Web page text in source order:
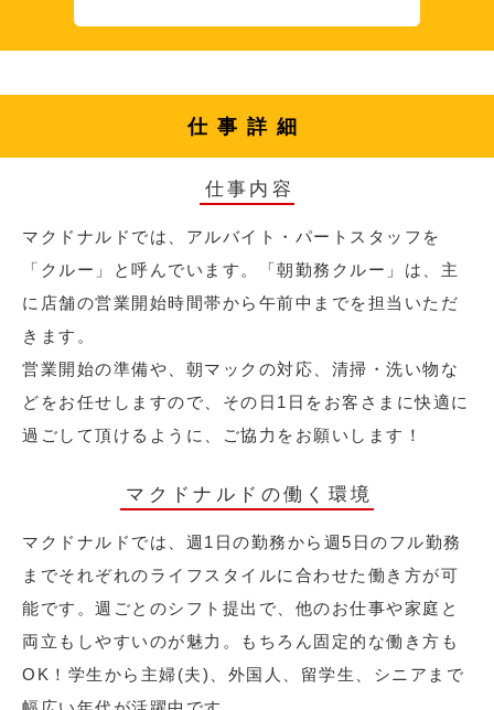
仕事詳細
仕事内容
マクドナルドでは、アルバイト・パートスタッフを
「クルー」と呼んでいます。「朝勤務クルー」は、主
に店舗の営業開始時間帯から午前中までを担当いただ
きます。
営業開始の準備や、朝マックの対応、清掃・洗い物な
どをお任せしますので、その日1日をお客さまに快適に
過ごして頂けるように、ご協力をお願いします！
マクドナルドの働く環境
マクドナルドでは、週1日の勤務から週5日のフル勤務
までそれぞれのライフスタイルに合わせた働き方が可
能です。週ごとのシフト提出で、他のお仕事や家庭と
両立もしやすいのが魅力。もちろん固定的な働き方も
OK！学生から主婦(夫)、外国人、留学生、シニアまで